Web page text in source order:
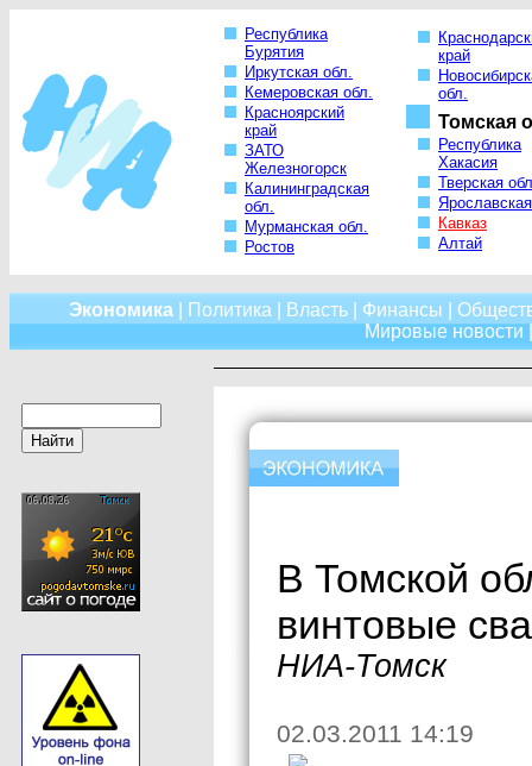
Республика
Бурятия
Иркутская обл.
Кемеровская обл.
Красноярский
край
ЗАТО
Железногорск
Калининградская
обл.
Мурманская обл.
Ростов
край
обл.
Томская
Республика
Хакасия
Тверская
Кавказ
Алтай
Экономика| Политика Власть| Финансы
Мировые новости
В Томской
винтовые
НИА-Томск
02.03.2011 14:19